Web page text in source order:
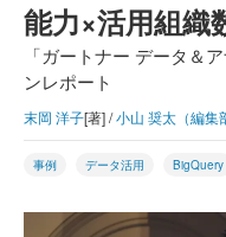
能力×活用組織
「ガートナー データ＆
ンレポート
末岡 洋子[著] /小山 奨太（編集
事例 データ活用 BigQuery